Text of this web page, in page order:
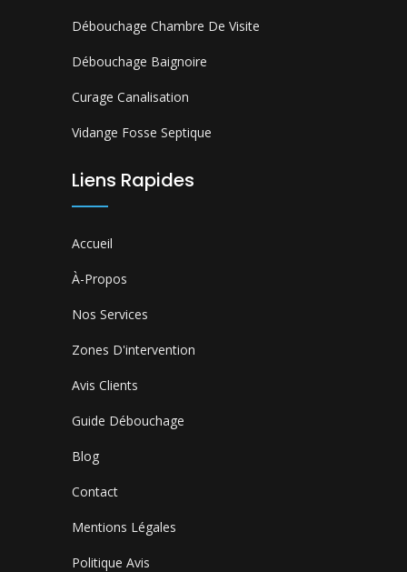
Débouchage Chambre De Visite
Débouchage Baignoire
Curage Canalisation
Vidange Fosse Septique
Liens Rapides
Accueil
À-Propos
Nos Services
Zones D'intervention
Avis Clients
Guide Débouchage
Blog
Contact
Mentions Légales
Politique Avis